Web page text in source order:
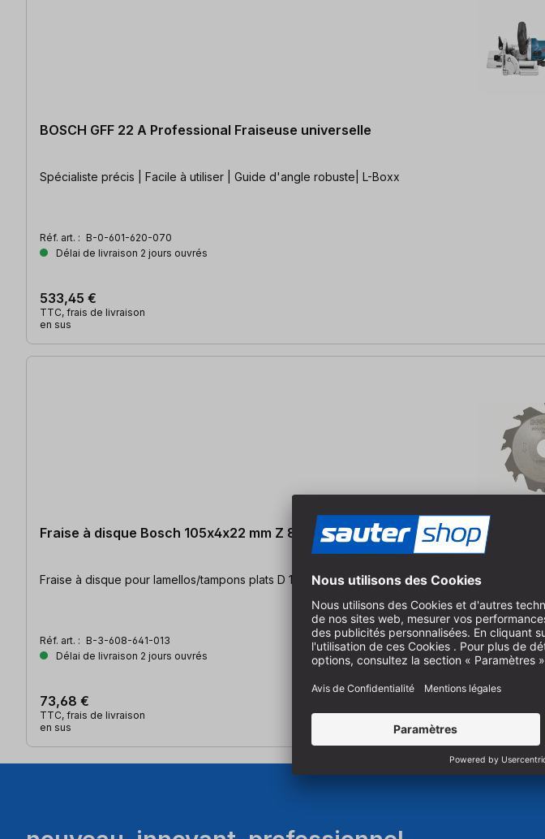
BOSCH GFF 22 A Professional Fraiseuse universelle
Spécialiste précis | Facile à utiliser | Guide d'angle robuste| L-Boxx
Réf. art. : B-0-601-620-070
Délai de livraison 2 jours ouvrés
533,45 €
TTC, frais de livraison
en sus
Fraise à disque Bosch 105x4x22 mm Z 8
Fraise à disque pour lamellos/tampons plats D 105 mm x- 4 x 22 mm Z 8
Réf. art. : B-3-608-641-013
Délai de livraison 2 jours ouvrés
73,68 €
TTC, frais de livraison
en sus